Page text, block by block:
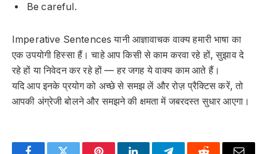
Be careful.
Imperative Sentences यानी आज्ञावाचक वाक्य हमारी भाषा का
एक उपयोगी हिस्सा हैं। चाहे आप किसी से काम करवा रहे हों, सुझाव दे
रहे हों या निवेदन कर रहे हों — हर जगह ये वाक्य काम आते हैं।
यदि आप इनके प्रयोग को अच्छे से समझ लें और रोज़ प्रैक्टिस करें, तो
आपकी अंग्रेजी बोलने और समझने की क्षमता में जबरदस्त सुधार आएगा।